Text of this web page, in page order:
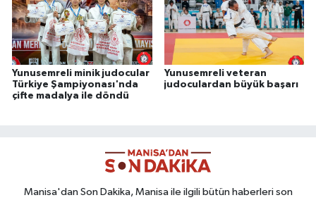
Yunusemreli minik judocular
Türkiye Şampiyonası'nda
çifte madalya ile döndü
Yunusemreli veteran
judoculardan büyük başarı
Manisa'dan Son Dakika, Manisa ile ilgili bütün haberleri son